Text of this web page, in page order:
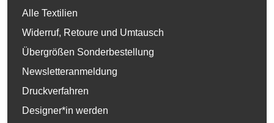
Alle Textilien
Widerruf, Retoure und Umtausch
Übergrößen Sonderbestellung
Newsletteranmeldung
Druckverfahren
Designer*in werden